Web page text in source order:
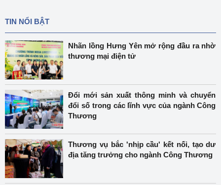
TIN NỔI BẬT
Nhãn lồng Hưng Yên mở rộng đầu ra nhờ
thương mại điện tử
Đổi mới sản xuất thông minh và chuyển
đổi số trong các lĩnh vực của ngành Công
Thương
Thương vụ bắc 'nhịp cầu' kết nối, tạo dư
địa tăng trưởng cho ngành Công Thương